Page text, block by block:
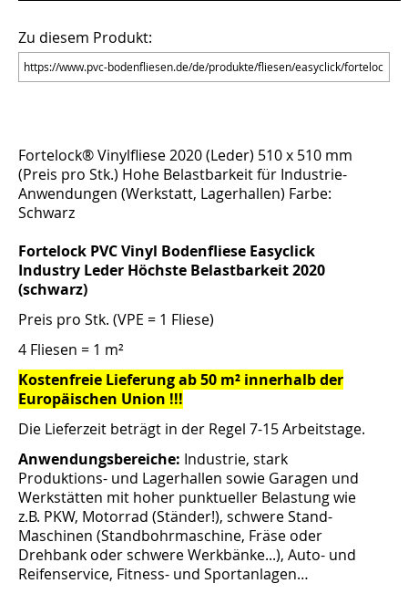
Zu diesem Produkt:
Fortelock® Vinylfliese 2020 (Leder) 510 x 510 mm
(Preis pro Stk.) Hohe Belastbarkeit für Industrie-
Anwendungen (Werkstatt, Lagerhallen) Farbe:
Schwarz
Fortelock PVC Vinyl Bodenfliese Easyclick
Industry Leder Höchste Belastbarkeit 2020
(schwarz)
Preis pro Stk. (VPE = 1 Fliese)
4 Fliesen = 1 m²
Kostenfreie Lieferung ab 50 m² innerhalb der
Europäischen Union !!!
Die Lieferzeit beträgt in der Regel 7-15 Arbeitstage.
Anwendungsbereiche: Industrie, stark
Produktions- und Lagerhallen sowie Garagen und
Werkstätten mit hoher punktueller Belastung wie
z.B. PKW, Motorrad (Ständer!), schwere Stand-
Maschinen (Standbohrmaschine, Fräse oder
Drehbank oder schwere Werkbänke...), Auto- und
Reifenservice, Fitness- und Sportanlagen…